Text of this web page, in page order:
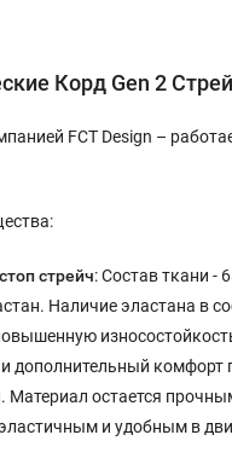
Корд Gen 2
FCT Design –
стрейч: Состав ткани -
Наличие эластана в
и дополнительный комфорт
Материал остается
и удобным в